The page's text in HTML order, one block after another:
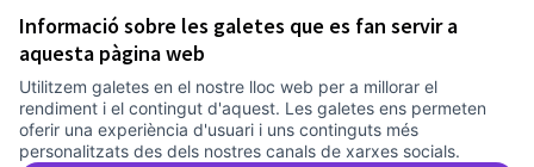
Informació sobre les galetes que es fan servir a
aquesta pàgina web
Utilitzem galetes en el nostre lloc web per a millorar el
rendiment i el contingut d'aquest. Les galetes ens permeten
oferir una experiència d'usuari i uns continguts més
personalitzats des dels nostres canals de xarxes socials.
Afegir al calendari
Termes i condicions d'ús
Configuració de les galetes
Comunitat Canòdrom a Facebook
(Link externo)
Comunitat Canòdrom a Instagram
(Link externo)
Comunitat Canòdrom a YouTube
(Link externo)
Català
Triar la llengua Elegir el idiomaChoose language